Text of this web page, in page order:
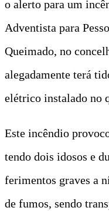
o alerto para um
Adventista para
Queimado, no
alegadamente terá
elétrico instalado no
Este incêndio
tendo dois idosos e
ferimentos graves a
de fumos, sendo